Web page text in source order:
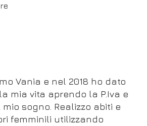
Vania e nel 2018 ho dato
mia vita aprendo la P.Iva e
sogno. Realizzo abiti e
femminili utilizzando